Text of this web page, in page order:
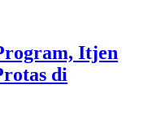
Itjen
di